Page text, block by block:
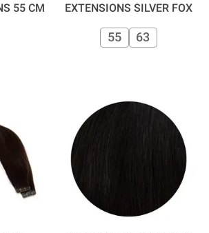
55 CM
EXTENSIONS SILVER FOX
55 63